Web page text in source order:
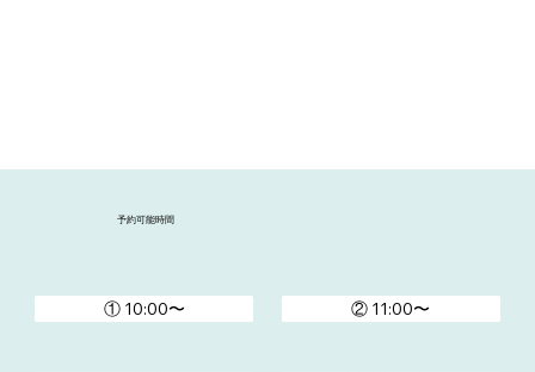
② 11:00〜
① 10:00〜
予約可能時間